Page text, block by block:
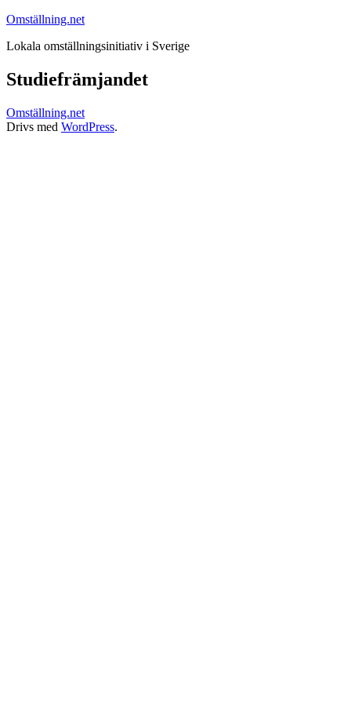
Hoppa
innehåll
Omställning.net
Lokala omställningsinitiativ i Sverige
Studiefrämjandet
Omställning.net
Drivs med WordPress.